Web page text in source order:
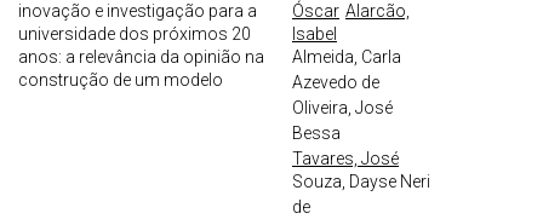
inovação e investigação para a
universidade dos próximos 20
anos: a relevância da opinião na
construção de um modelo
Óscar Alarcão,
Isabel
Almeida, Carla
Azevedo de
Oliveira, José
Bessa
Tavares, José
Souza, Dayse Neri
de